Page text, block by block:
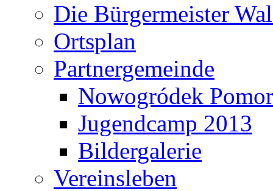
Die Bürgermeister
Ortsplan
Partnergemeinde
Nowogródek
Jugendcamp 2013
Bildergalerie
Vereinsleben